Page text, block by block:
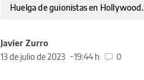
Huelga de guionistas en Hollywood.
Javier Zurro
13 de julio de 2023
19:44 h 0